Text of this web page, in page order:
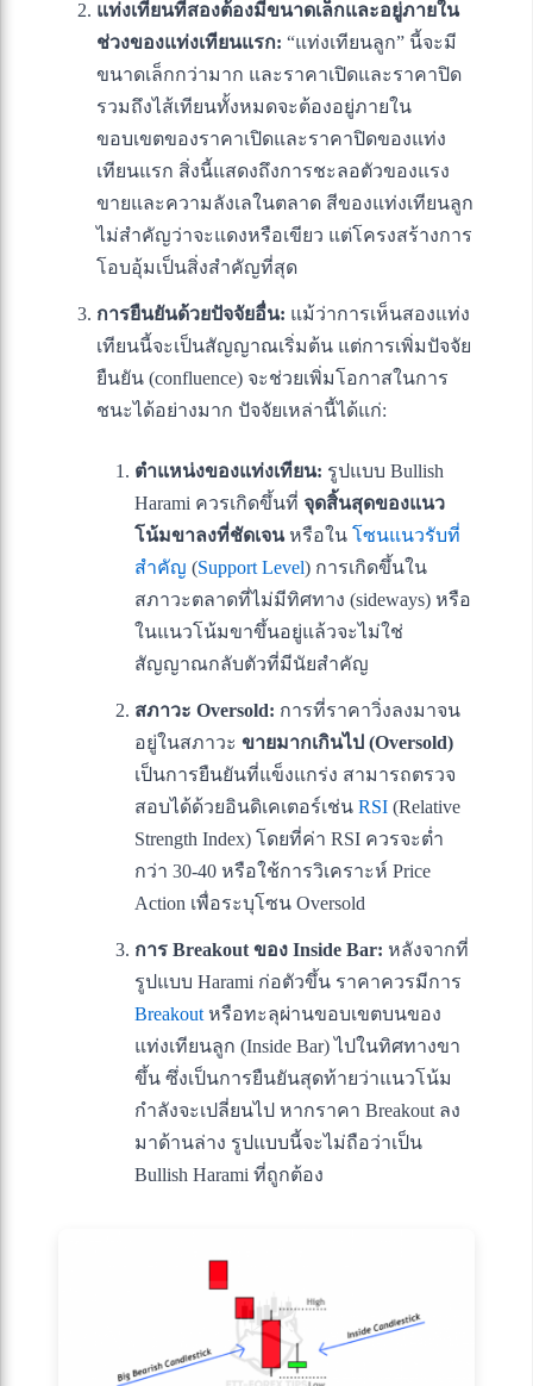
แท่งเทียนที่สองต้องมีขนาดเล็กและอยู่ภายใน
ช่วงของแท่งเทียนแรก: “แท่งเทียนลูก” นี้จะมี
ขนาดเล็กกว่ามาก และราคาเปิดและราคาปิด
รวมถึงไส้เทียนทั้งหมดจะต้องอยู่ภายใน
ขอบเขตของราคาเปิดและราคาปิดของแท่ง
เทียนแรก สิ่งนี้แสดงถึงการชะลอตัวของแรง
ขายและความลังเลในตลาด สีของแท่งเทียนลูก
ไม่สำคัญว่าจะแดงหรือเขียว แต่โครงสร้างการ
โอบอุ้มเป็นสิ่งสำคัญที่สุด
การยืนยันด้วยปัจจัยอื่น: แม้ว่าการเห็นสองแท่ง
เทียนนี้จะเป็นสัญญาณเริ่มต้น แต่การเพิ่มปัจจัย
ยืนยัน (confluence) จะช่วยเพิ่มโอกาสในการ
ชนะได้อย่างมาก ปัจจัยเหล่านี้ได้แก่:
ตำแหน่งของแท่งเทียน: รูปแบบ Bullish
Harami ควรเกิดขึ้นที่ จุดสิ้นสุดของแนว
โน้มขาลงที่ชัดเจนหรือใน โซนแนวรับที่
สำคัญ (Support Level) การเกิดขึ้นใน
สภาวะตลาดที่ไม่มีทิศทาง (sideways) หรือ
ในแนวโน้มขาขึ้นอยู่แล้วจะไม่ใช่
สัญญาณกลับตัวที่มีนัยสำคัญ
สภาวะ Oversold: การที่ราคาวิ่งลงมาจน
อยู่ในสภาวะ ขายมากเกินไป (Oversold)
เป็นการยืนยันที่แข็งแกร่ง สามารถตรวจ
สอบได้ด้วยอินดิเคเตอร์เช่น RSI (Relative
Strength Index) โดยที่ค่า RSI ควรจะต่ำ
กว่า 30-40 หรือใช้การวิเคราะห์ Price
Action เพื่อระบุโซน Oversold
การ Breakout ของ Inside Bar: หลังจากที่
รูปแบบ Harami ก่อตัวขึ้น ราคาควรมีการ
Breakoutหรือทะลุผ่านขอบเขตบนของ
แท่งเทียนลูก (Inside Bar) ไปในทิศทางขา
ขึ้น ซึ่งเป็นการยืนยันสุดท้ายว่าแนวโน้ม
กำลังจะเปลี่ยนไป หากราคา Breakout ลง
มาด้านล่าง รูปแบบนี้จะไม่ถือว่าเป็น
Bullish Harami ที่ถูกต้อง